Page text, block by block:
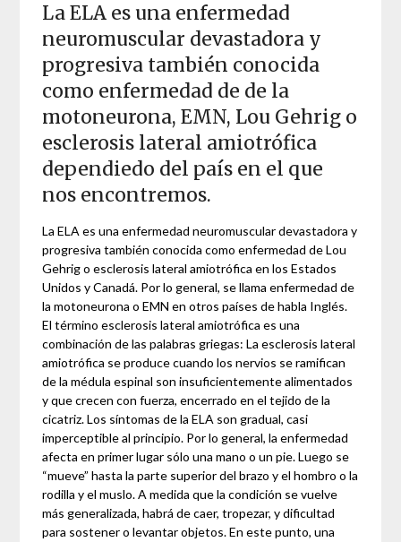
La ELA es una enfermedad
neuromuscular devastadora y
progresiva también conocida
como enfermedad de de la
motoneurona, EMN, Lou Gehrig o
esclerosis lateral amiotrófica
dependiedo del país en el que
nos encontremos.
La ELA es una enfermedad neuromuscular devastadora y
progresiva también conocida como enfermedad de Lou
Gehrig o esclerosis lateral amiotrófica en los Estados
Unidos y Canadá. Por lo general, se llama enfermedad de
la motoneurona o EMN en otros países de habla Inglés.
El término esclerosis lateral amiotrófica es una
combinación de las palabras griegas: La esclerosis lateral
amiotrófica se produce cuando los nervios se ramifican
de la médula espinal son insuficientemente alimentados
y que crecen con fuerza, encerrado en el tejido de la
cicatriz. Los síntomas de la ELA son gradual, casi
imperceptible al principio. Por lo general, la enfermedad
afecta en primer lugar sólo una mano o un pie. Luego se
“mueve” hasta la parte superior del brazo y el hombro o la
rodilla y el muslo. A medida que la condición se vuelve
más generalizada, habrá de caer, tropezar, y dificultad
para sostener o levantar objetos. En este punto, una